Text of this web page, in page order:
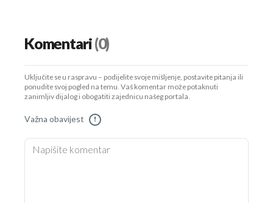
Komentari(0)
Uključite se u raspravu – podijelite svoje mišljenje, postavite pitanja ili
ponudite svoj pogled na temu. Vaš komentar može potaknuti
zanimljiv dijalog i obogatiti zajednicu našeg portala.
Važna obavijest !